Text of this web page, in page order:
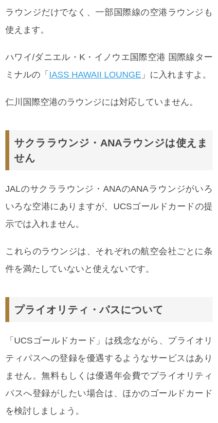
ラウンジだけでなく、一部国際線の空港ラウンジも
使えます。
ハワイ/ダニエル・K・イノウエ国際空港 国際線ター
ミナルの「 IASS HAWAII LOUNGE 」に入れますよ。
仁川国際空港のラウンジには対応していません。
サクララウンジ・ANAラウンジは使えま
せん
JALのサクララウンジ・ANAのANAラウンジがいろ
いろな空港にありますが、UCSゴールドカードの提
示では入れません。
これらのラウンジは、それぞれの航空会社ごとに条
件を満たしていないと使えないです。
プライオリティ・パスについて
「UCSゴールドカード」は残念ながら、プライオリ
ティパスへの登録を優遇するようなサービスはあり
ません。無料もしくは優遇年会費でプライオリティ
パスへ登録がしたい場合は、ほかのゴールドカード
を検討しましょう。